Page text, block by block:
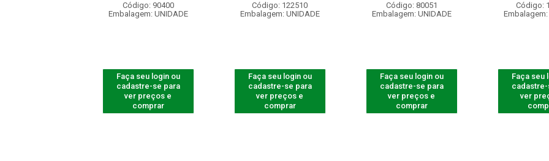
Código: 90400
Embalagem: UNIDADE
Faça seu login ou
cadastre-se para
ver preços e
comprar
Código: 122510
Embalagem: UNIDADE
Faça seu login ou
cadastre-se para
ver preços e
comprar
Código: 80051
Embalagem: UNIDADE
Faça seu login ou
cadastre-se para
ver preços e
comprar
Código:
Embalagem:
Faça seu
ver